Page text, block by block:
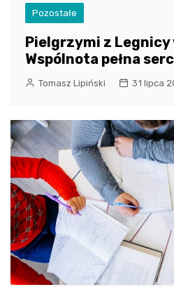
Pozostałe
Pielgrzymi z Legnicy
Wspólnota pełna
Tomasz Lipiński 31 lipca